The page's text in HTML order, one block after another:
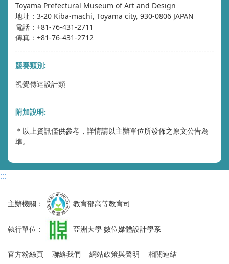
Toyama Prefectural Museum of Art and Design
地址：3-20 Kiba-machi, Toyama city, 930-0806 JAPAN
電話：+81-76-431-2711
傳真：+81-76-431-2712
競賽類別:
視覺傳達設計類
附加說明:
＊以上資訊僅供參考，詳情請以主辦單位所發佈之原文公告為
準。
:::
主辦機關： 教育部高等教育司
執行單位： 亞洲大學 數位媒體設計學系
官方粉絲頁 聯絡我們 網站政策與聲明
相關連結